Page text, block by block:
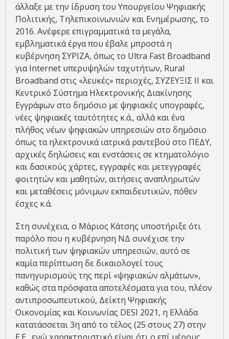
άλλαξε με την ίδρυση του Υπουργείου Ψηφιακής
Πολιτικής, Τηλεπικοινωνιών και Ενημέρωσης, το
2016. Ανέφερε επιγραμματικά τα μεγάλα,
εμβληματικά έργα που έβαλε μπροστά η
κυβέρνηση ΣΥΡΙΖΑ, όπως το Ultra Fast Broadband
για Internet υπερυψηλών ταχυτήτων, Rural
Broadband στις «λευκές» περιοχές, ΣΥΖΕΥΞΙΣ ΙΙ και
Κεντρικό Σύστημα Ηλεκτρονικής Διακίνησης
Εγγράφων στο δημόσιο με ψηφιακές υπογραφές,
νέες ψηφιακές ταυτότητες κ.ά., αλλά και ένα
πλήθος νέων ψηφιακών υπηρεσιών στο δημόσιο
όπως τα ηλεκτρονικά ιατρικά ραντεβού στο ΠΕΔΥ,
αρχικές δηλώσεις και ενστάσεις σε κτηματολόγιο
και δασικούς χάρτες, εγγραφές και μετεγγραφές
φοιτητών και μαθητών, αιτήσεις αναπληρωτών
και μεταθέσεις μόνιμων εκπαιδευτικών, πόθεν
έσχες κ.ά.
Στη συνέχεια, ο Μάριος Κάτσης υποστήριξε ότι
παρόλο που η κυβέρνηση ΝΔ συνέχισε την
πολιτική των ψηφιακών υπηρεσιών, αυτό σε
καμία περίπτωση δε δικαιολογεί τους
πανηγυρισμούς της περί «ψηφιακών αλμάτων»,
καθώς στα πρόσφατα αποτελέσματα για του, πλέον
αντιπροσωπευτικού, Δείκτη Ψηφιακής
Οικονομίας και Κοινωνίας DESI 2021, η Ελλάδα
κατατάσσεται 3η από το τέλος (25 στους 27) στην